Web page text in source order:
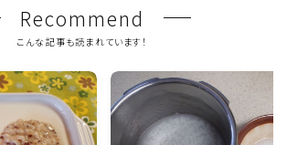
Recommend
こんな記事も読まれています！